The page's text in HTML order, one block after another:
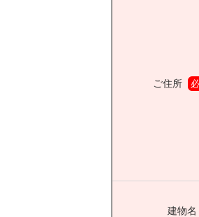
ご住所
建物名